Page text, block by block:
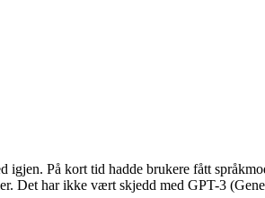
På kort tid hadde brukere fått
Det har ikke vært skjedd med GPT-3